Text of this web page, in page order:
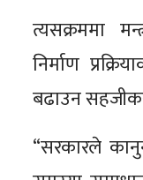
त्यसक्रममा
निर्माण
बढाउन
“सरकारले